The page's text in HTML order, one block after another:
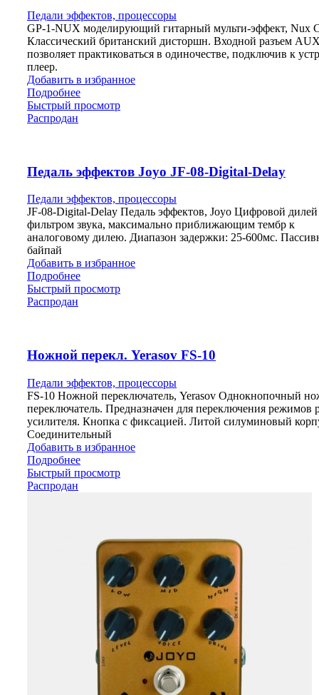
Педали эффектов, процессоры
GP-1-NUX моделирующий гитарный мульти-эффект, Nux
Классический британский дисторшн. Входной разъем
позволяет практиковаться в одиночестве, подключив к
плеер.
Добавить в избранное
Подробнее
Быстрый просмотр
Распродан
Педаль эффектов Joyo JF-08-Digital-Delay
Педали эффектов, процессоры
JF-08-Digital-Delay Педаль эффектов, Joyo Цифровой дилей
фильтром звука, максимально приближающим тембр к
аналоговому дилею. Диапазон задержки: 25-600мс.
байпай
Добавить в избранное
Подробнее
Быстрый просмотр
Распродан
Ножной перекл. Yerasov FS-10
Педали эффектов, процессоры
FS-10 Ножной переключатель, Yerasov Однокнопочный
переключатель. Предназначен для переключения режимов
усилителя. Кнопка с фиксацией. Литой силуминовый
Соединительный
Добавить в избранное
Подробнее
Быстрый просмотр
Распродан